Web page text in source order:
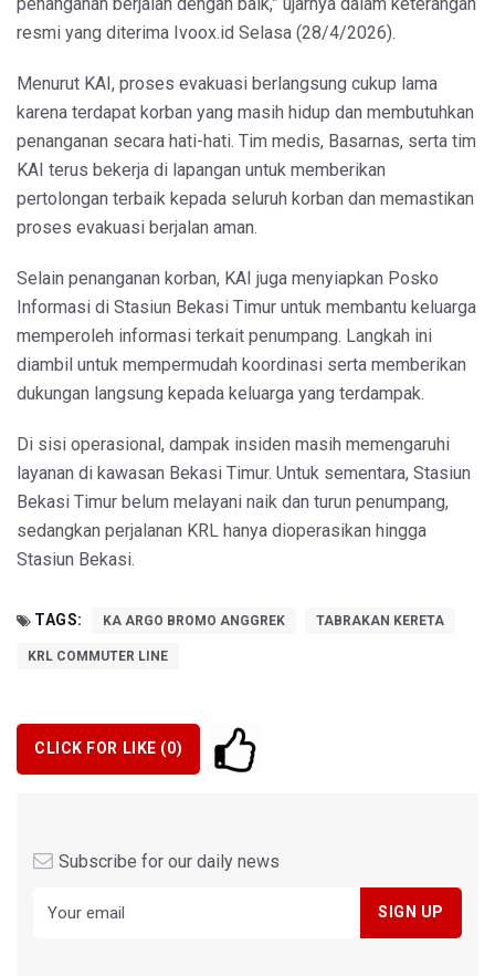
resmi yang diterima Ivoox.id Selasa (28/4/2026).
Menurut KAI, proses evakuasi berlangsung cukup lama
karena terdapat korban yang masih hidup dan membutuhkan
penanganan secara hati-hati. Tim medis, Basarnas, serta tim
KAI terus bekerja di lapangan untuk memberikan
pertolongan terbaik kepada seluruh korban dan memastikan
proses evakuasi berjalan aman.
Selain penanganan korban, KAI juga menyiapkan Posko
Informasi di Stasiun Bekasi Timur untuk membantu keluarga
memperoleh informasi terkait penumpang. Langkah ini
diambil untuk mempermudah koordinasi serta memberikan
dukungan langsung kepada keluarga yang terdampak.
Di sisi operasional, dampak insiden masih memengaruhi
layanan di kawasan Bekasi Timur. Untuk sementara, Stasiun
Bekasi Timur belum melayani naik dan turun penumpang,
sedangkan perjalanan KRL hanya dioperasikan hingga
Stasiun Bekasi.
TAGS: KA ARGO BROMO ANGGREK TABRAKAN KERETA
KRL COMMUTER LINE
CLICK FOR LIKE (0)
Subscribe for our daily news